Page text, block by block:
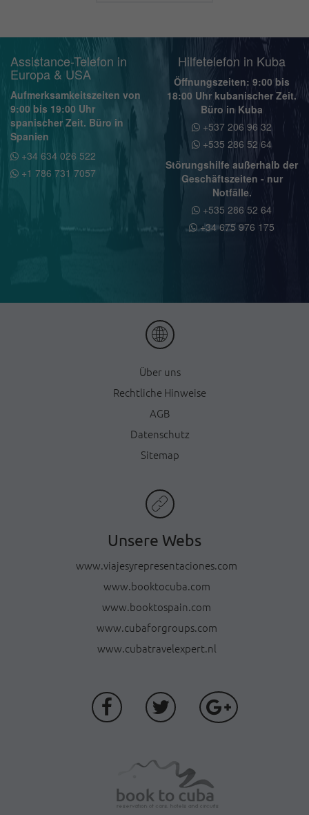
Assistance-Telefon in
Europa & USA
Aufmerksamkeitszeiten von
9:00 bis 19:00 Uhr
spanischer Zeit. Büro in
Spanien
+34 634 026 522
+1 786 731 7057
Hilfetelefon in Kuba
Öffnungszeiten: 9:00 bis
18:00 Uhr kubanischer Zeit.
Büro in Kuba
+537 206 96 32
+535 286 52 64
Störungshilfe außerhalb der
Geschäftszeiten - nur
Notfälle.
+535 286 52 64
+34 675 976 175
Über uns
Rechtliche Hinweise
AGB
Datenschutz
Sitemap
Unsere Webs
www.viajesyrepresentaciones.com
www.booktocuba.com
www.booktospain.com
www.cubaforgroups.com
www.cubatravelexpert.nl